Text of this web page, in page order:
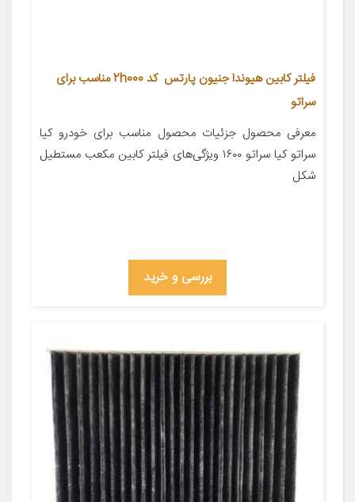
فیلتر کابین هیوندا جنیون پارتس کد 2h000 مناسب برای
سراتو
معرفی محصول جزئیات محصول مناسب برای خودرو کیا
سراتو کیا سراتو ۱۶۰۰ ویژگی‌های فیلتر کابین مکعب مستطیل
شکل
بررسی و خرید